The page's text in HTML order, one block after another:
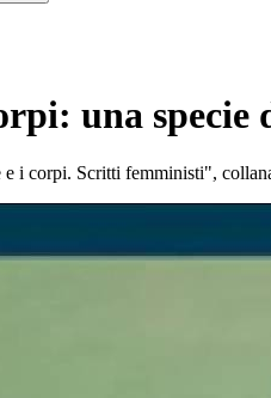
una specie
i corpi. Scritti femministi",